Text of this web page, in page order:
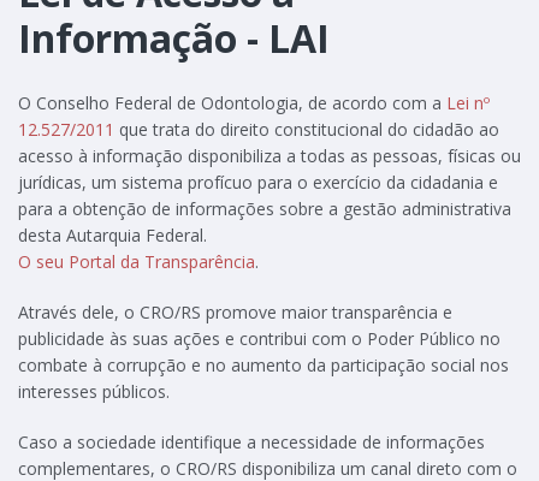
Informação - LAI
O Conselho Federal de Odontologia, de acordo com a Lei nº
12.527/2011 que trata do direito constitucional do cidadão ao
acesso à informação disponibiliza a todas as pessoas, físicas ou
jurídicas, um sistema profícuo para o exercício da cidadania e
para a obtenção de informações sobre a gestão administrativa
desta Autarquia Federal.
O seu Portal da Transparência.
Através dele, o CRO/RS promove maior transparência e
publicidade às suas ações e contribui com o Poder Público no
combate à corrupção e no aumento da participação social nos
interesses públicos.
Caso a sociedade identifique a necessidade de informações
complementares, o CRO/RS disponibiliza um canal direto com o